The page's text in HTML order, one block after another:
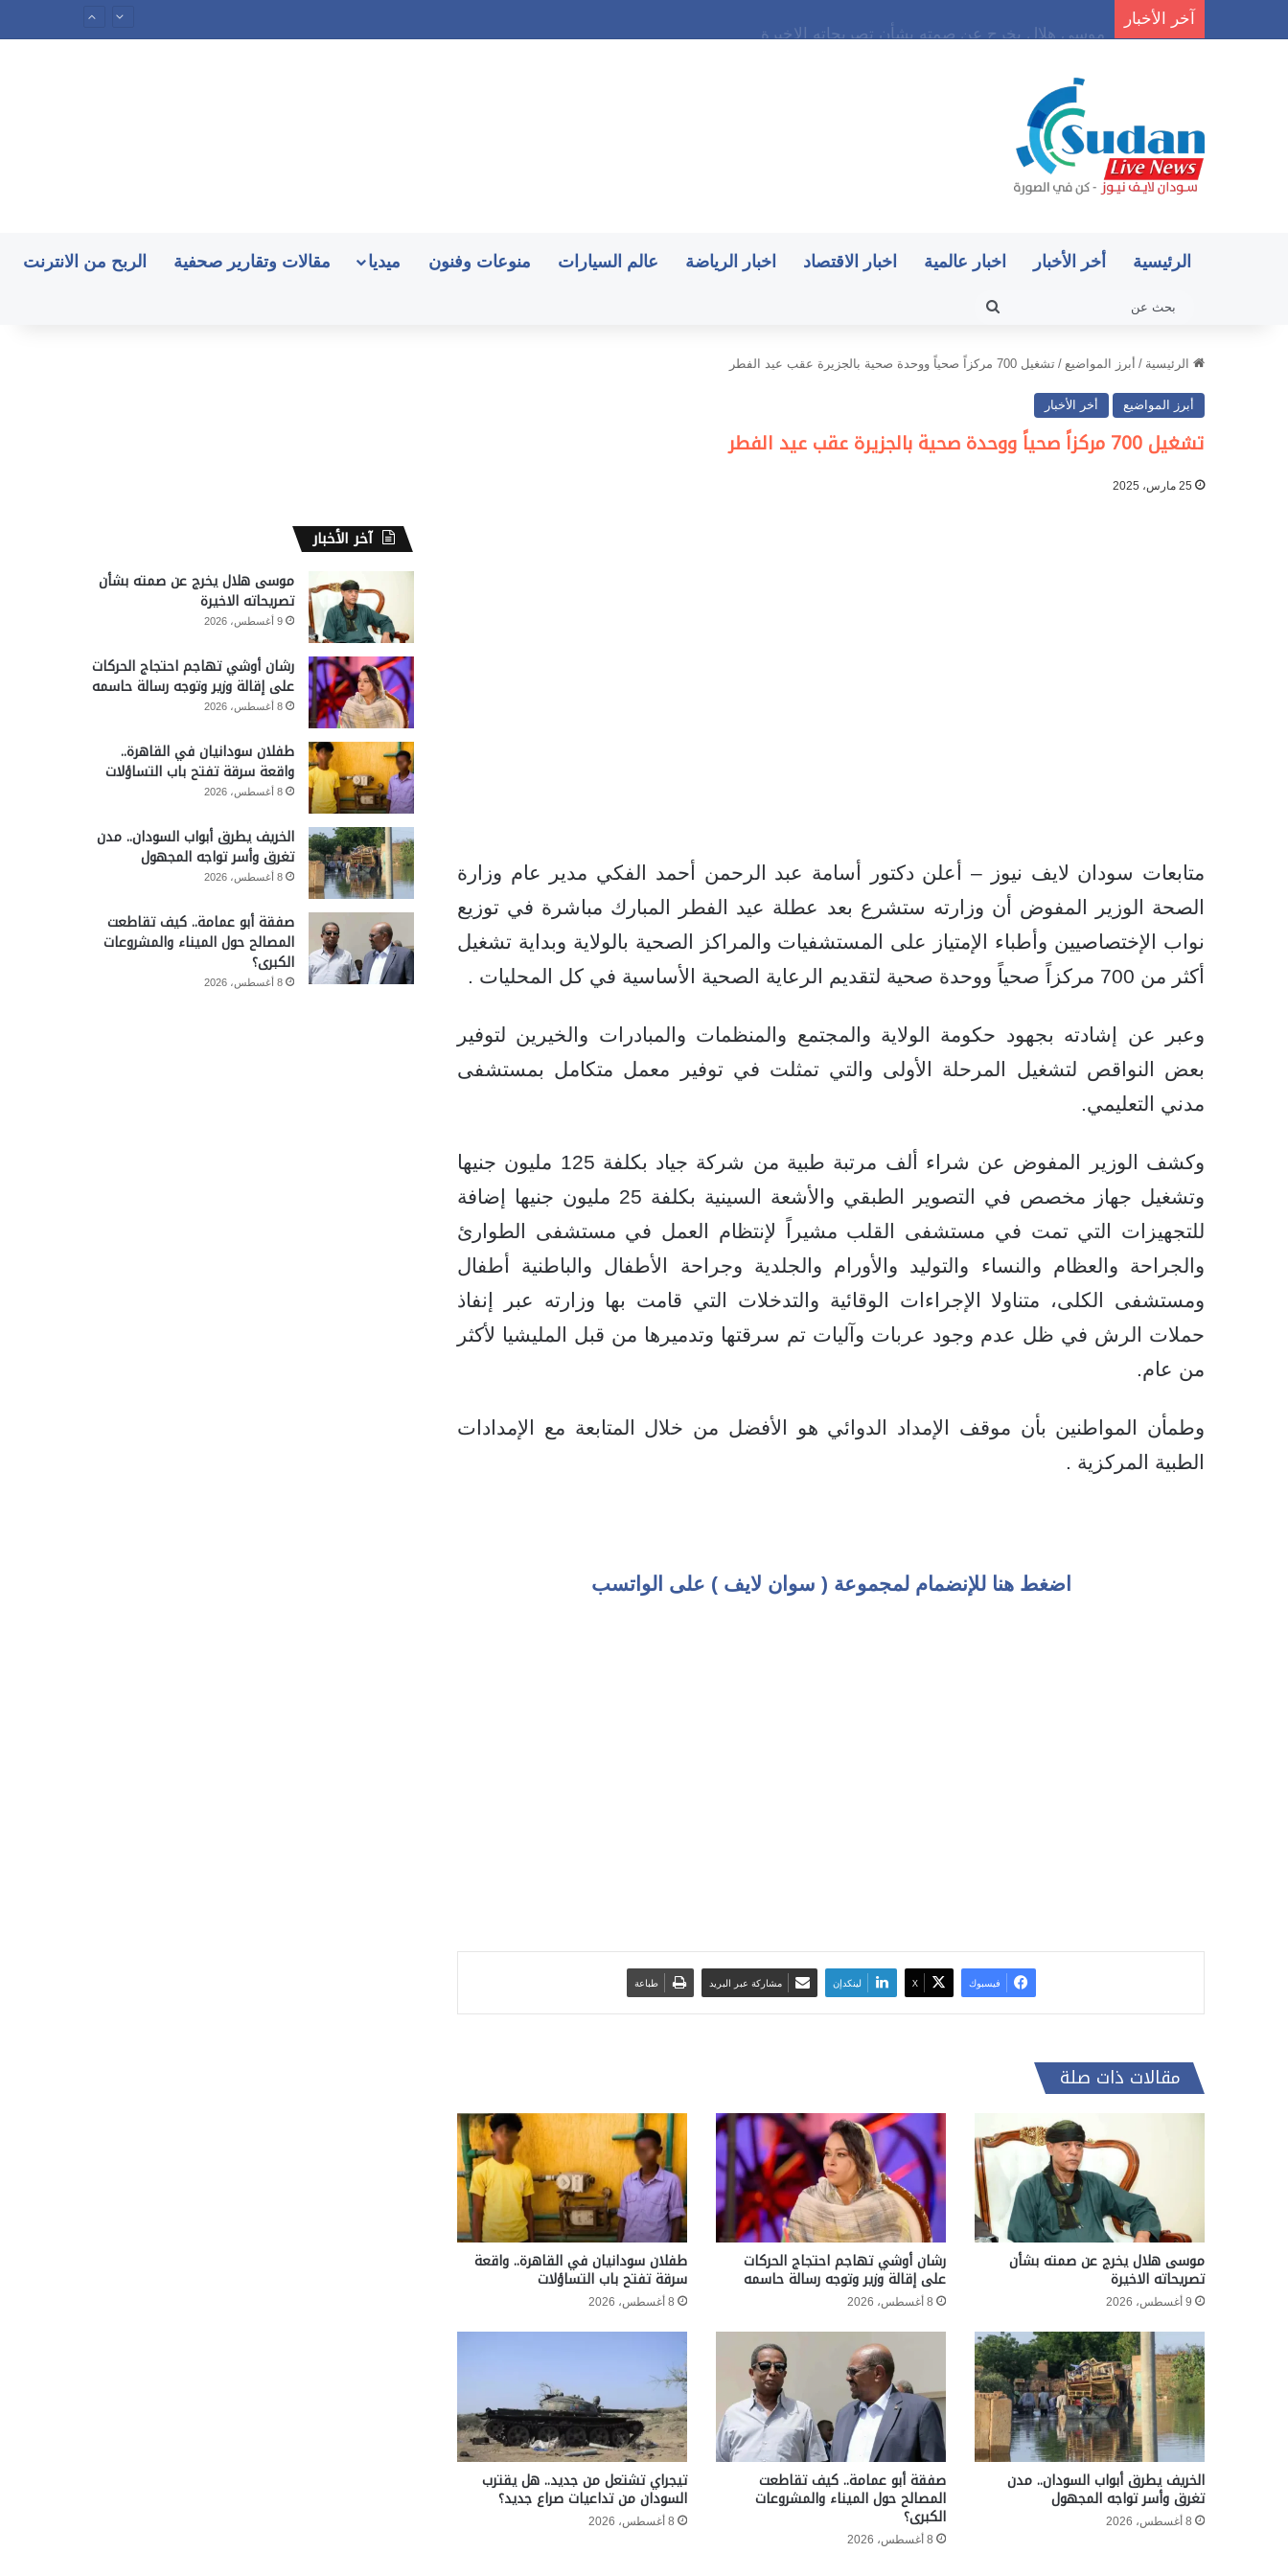
آخر الأخبار موسى هلال يخرج عن صمته بشأن تصريحاته الاخيرة
الرئيسية أخر الأخبار اخبار عالمية اخبار الاقتصاد اخبار الرياضة عالم السيارات منوعات وفنون ميديا مقالات وتقارير صحفية الربح من الانترنت
الرئيسية / أبرز المواضيع / تشغيل 700 مركزاً صحياً ووحدة صحية بالجزيرة عقب عيد الفطر
أبرز المواضيع أخر الأخبار
تشغيل 700 مركزاً صحياً ووحدة صحية بالجزيرة عقب عيد الفطر
25 مارس، 2025
متابعات سودان لايف نيوز – أعلن دكتور أسامة عبد الرحمن أحمد الفكي مدير عام وزارة
الصحة الوزير المفوض أن وزارته ستشرع بعد عطلة عيد الفطر المبارك مباشرة في توزيع
نواب الإختصاصيين وأطباء الإمتياز على المستشفيات والمراكز الصحية بالولاية وبداية تشغيل
أكثر من 700 مركزاً صحياً ووحدة صحية لتقديم الرعاية الصحية الأساسية في كل المحليات .
وعبر عن إشادته بجهود حكومة الولاية والمجتمع والمنظمات والمبادرات والخيرين لتوفير
بعض النواقص لتشغيل المرحلة الأولى والتي تمثلت في توفير معمل متكامل بمستشفى
مدني التعليمي.
وكشف الوزير المفوض عن شراء ألف مرتبة طبية من شركة جياد بكلفة 125 مليون جنيها
وتشغيل جهاز مخصص في التصوير الطبقي والأشعة السينية بكلفة 25 مليون جنيها إضافة
للتجهيزات التي تمت في مستشفى القلب مشيراً لإنتظام العمل في مستشفى الطوارئ
والجراحة والعظام والنساء والتوليد والأورام والجلدية وجراحة الأطفال والباطنية أطفال
ومستشفى الكلى، متناولا الإجراءات الوقائية والتدخلات التي قامت بها وزارته عبر إنفاذ
حملات الرش في ظل عدم وجود عربات وآليات تم سرقتها وتدميرها من قبل المليشيا لأكثر
من عام.
وطمأن المواطنين بأن موقف الإمداد الدوائي هو الأفضل من خلال المتابعة مع الإمدادات
الطبية المركزية .
اضغط هنا للإنضمام لمجموعة ( سوان لايف ) على الواتسب
فيسبوك ‫X لينكدإن مشاركة عبر البريد طباعة
مقالات ذات صلة
موسى هلال يخرج عن صمته بشأن
تصريحاته الاخيرة
9 أغسطس، 2026
رشان أوشي تهاجم احتجاج الحركات
على إقالة وزير وتوجه رسالة حاسمه
8 أغسطس، 2026
طفلان سودانيان في القاهرة.. واقعة
سرقة تفتح باب التساؤلات
8 أغسطس، 2026
الخريف يطرق أبواب السودان.. مدن
تغرق وأسر تواجه المجهول
8 أغسطس، 2026
صفقة أبو عمامة.. كيف تقاطعت
المصالح حول الميناء والمشروعات
الكبرى؟
8 أغسطس، 2026
تيجراي تشتعل من جديد.. هل يقترب
السودان من تداعيات صراع جديد؟
8 أغسطس، 2026
آخر الأخبار
موسى هلال يخرج عن صمته بشأن
تصريحاته الاخيرة
9 أغسطس، 2026
رشان أوشي تهاجم احتجاج الحركات
على إقالة وزير وتوجه رسالة حاسمه
8 أغسطس، 2026
طفلان سودانيان في القاهرة..
واقعة سرقة تفتح باب التساؤلات
8 أغسطس، 2026
الخريف يطرق أبواب السودان.. مدن
تغرق وأسر تواجه المجهول
8 أغسطس، 2026
صفقة أبو عمامة.. كيف تقاطعت
المصالح حول الميناء والمشروعات
الكبرى؟
8 أغسطس، 2026